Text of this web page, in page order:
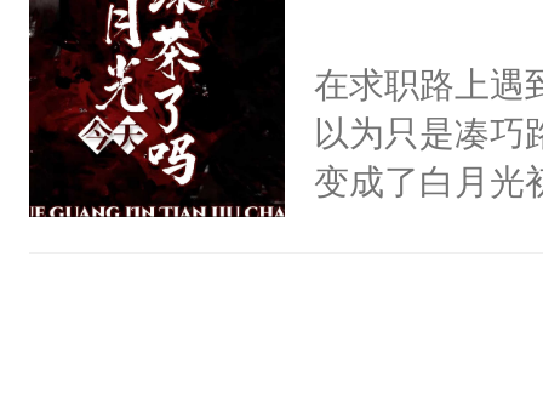
在求职路上遇
以为只是凑巧
变成了白月光